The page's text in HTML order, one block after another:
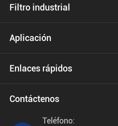
Filtro industrial
Aplicación
Enlaces rápidos
Contáctenos
Teléfono: